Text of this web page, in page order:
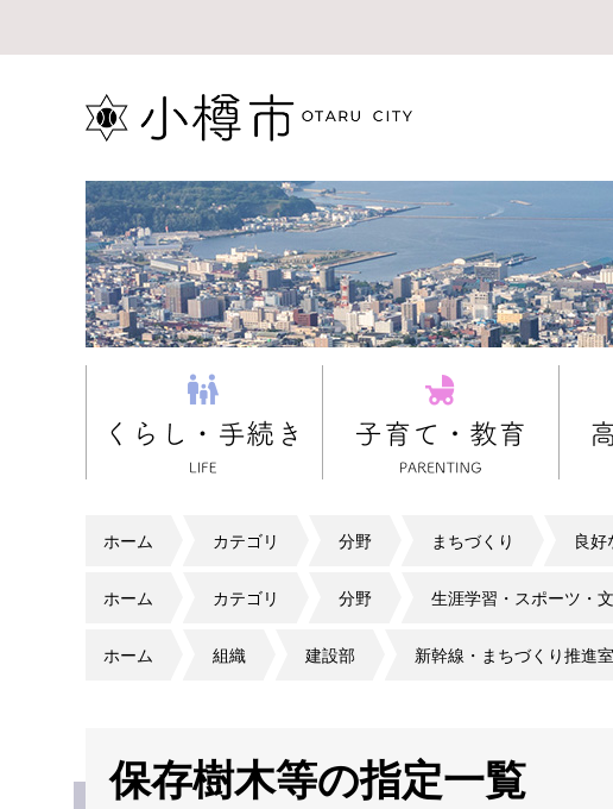
ホーム カテゴリ 分野 まちづくり 良
ホーム カテゴリ 分野 生涯学習・スポーツ・
ホーム 組織 建設部 新幹線・まちづくり推進室
保存樹木等の指定一覧